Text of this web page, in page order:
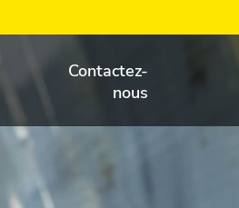
Contactez-
nous